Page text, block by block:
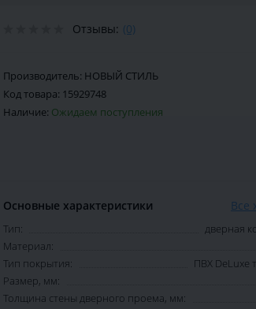
Отзывы: (0)
Производитель: НОВЫЙ СТИЛЬ
Код товара: 15929748
Наличие: Ожидаем поступления
Основные характеристики Все
Тип:
дверная
Материал:
Тип покрытия:
ПВХ DeLuxe
Размер, мм:
Толщина стены дверного проема, мм: